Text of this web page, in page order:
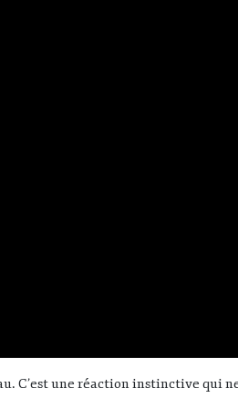
C’est une réaction instinctive qui